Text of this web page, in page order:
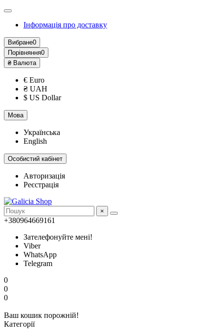
Інформація про доставку
Вибране0
Порівняння0
₴ Валюта
€ Euro
₴ UAH
$ US Dollar
Мова
Українська
English
Особистий кабінет
Авторизація
Реєстрація
×
+380964669161
Зателефонуйте мені!
Viber
WhatsApp
Telegram
0
0
0
Ваш кошик порожній!
Категорії